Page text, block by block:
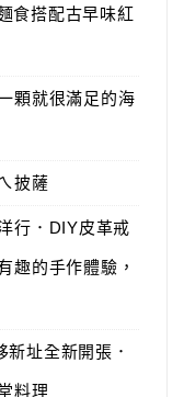
食搭配古早味紅
顆就很滿足的海
披薩
行．DIY皮革戒
趣的手作體驗，
址全新開張．
料理